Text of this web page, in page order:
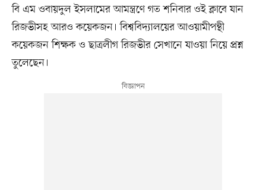
বি এম ওবায়দুল ইসলামের আমন্ত্রণে গত শনিবার ওই ক্লাবে যান
রিজভীসহ আরও কয়েকজন। বিশ্ববিদ্যালয়ের আওয়ামীপন্থী
কয়েকজন শিক্ষক ও ছাত্রলীগ রিজভীর সেখানে যাওয়া নিয়ে প্রশ্ন
তুলেছেন।